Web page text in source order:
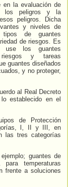
en la evaluación de
los peligros y la
peligros. Dicha
y niveles de
tipos de guantes
de riesgos. Es
use los guantes
y tareas
guantes diseñados
y no proteger,
al Real Decreto
establecido en el
de Protección
I, II y III, en
las tres categorías
guantes de
temperaturas
frente a soluciones